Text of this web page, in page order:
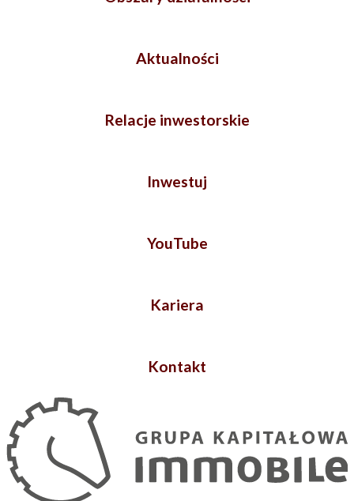
Aktualności
Relacje inwestorskie
Inwestuj
YouTube
Kariera
Kontakt